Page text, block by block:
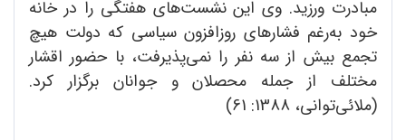
مبادرت ورزید. وی این نشست‌های هفتگی را در خانه
خود به‌رغم فشارهای روزافزون سیاسی که دولت هیچ
تجمع بیش از سه نفر را نمی‌پذیرفت، با حضور اقشار
مختلف از جمله محصلان و جوانان برگزار کرد.
(ملائی‌توانی، 1388: 61)